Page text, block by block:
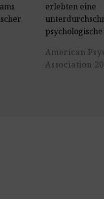
erlebten eine
American
Association